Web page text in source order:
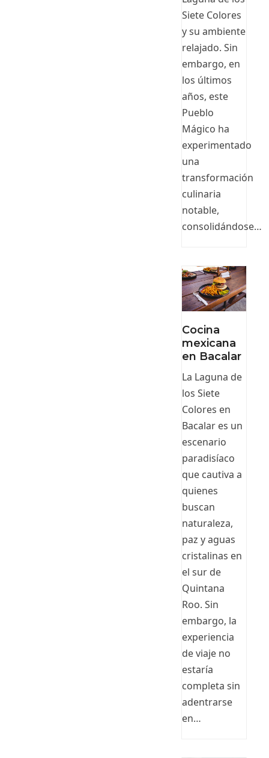
Siete Colores
y su ambiente
relajado. Sin
embargo, en
los últimos
años, este
Pueblo
Mágico ha
experimentado
una
transformación
culinaria
notable,
consolidándose…
Cocina
mexicana
en Bacalar
La Laguna de
los Siete
Colores en
Bacalar es un
escenario
paradisíaco
que cautiva a
quienes
buscan
naturaleza,
paz y aguas
cristalinas en
el sur de
Quintana
Roo. Sin
embargo, la
experiencia
de viaje no
estaría
completa sin
adentrarse
en…